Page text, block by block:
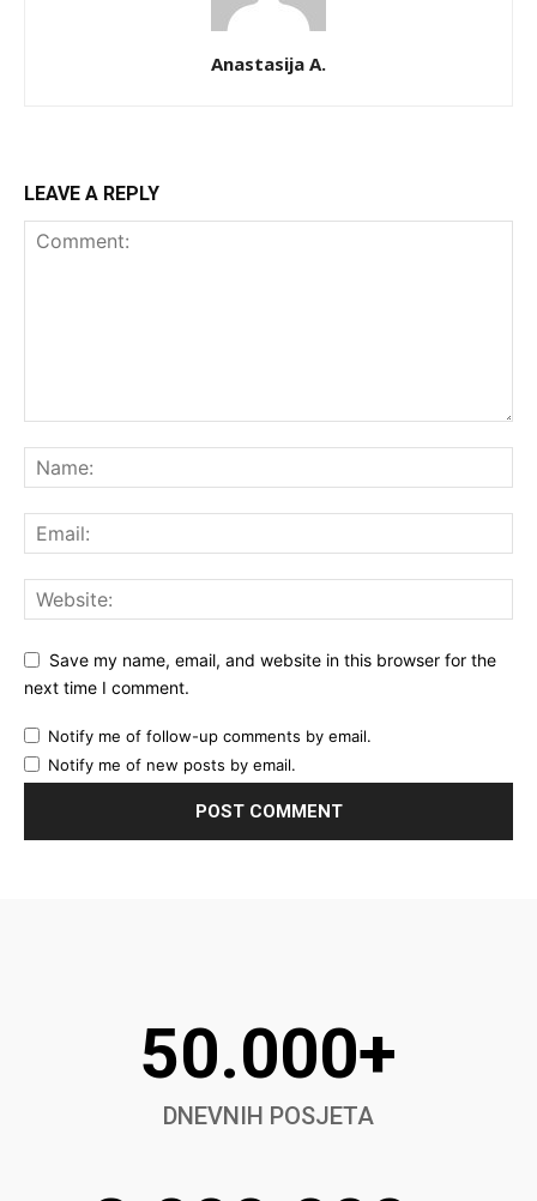
Anastasija A.
LEAVE A REPLY
Save my name, email, and website in this browser for the
next time I comment.
Notify me of follow-up comments by email.
Notify me of new posts by email.
50.000+
DNEVNIH POSJETA